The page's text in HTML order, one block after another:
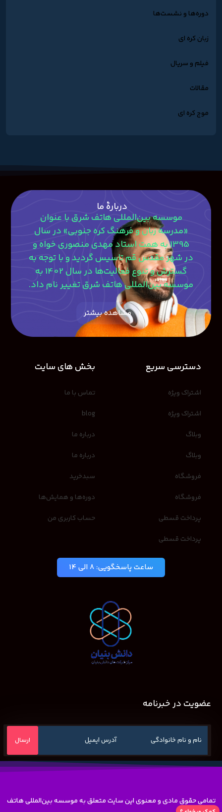
دوره‌ها و نشست‌ها
زبان کره ای
فیلم و سریال
مقالات
موج کره ای
دربارۀ ما
موسسه بین‌المللی هاتف شرق با عنوان
«مدرسه زبان و فرهنگ کره جنوبی» در سال
1395 به همت استاد مهدی منصوری‎ خواه و
در شهر مقدس قم تاسیس گردید و با توجه به
گسترش و تنوع فعالیت‌ها در سال 1402 به
موسسه بین‌المللی هاتف شرق تغییر نام داد.
مشاهده بیشتر
دسترسی سریع
اشتراک ویژه
اشتراک ویژه
وبلاگ
وبلاگ
فروشگاه
فروشگاه
پرداخت قسطی
پرداخت قسطی
بخش های سایت
تماس با ما
blog
درباره ما
درباره ما
سبدخرید
دوره‌ها و همایش‌ها
حساب کاربری من
ساعت پاسخگویی: 8 الی 14
عضویت در خبرنامه
تمامی حقوق مادی و معنوی این سایت متعلق به موسسه بین‌المللی هاتف